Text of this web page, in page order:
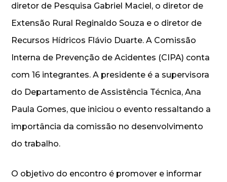
diretor de Pesquisa Gabriel Maciel, o diretor de
Extensão Rural Reginaldo Souza e o diretor de
Recursos Hídricos Flávio Duarte. A Comissão
Interna de Prevenção de Acidentes (CIPA) conta
com 16 integrantes. A presidente é a supervisora
do Departamento de Assistência Técnica, Ana
Paula Gomes, que iniciou o evento ressaltando a
importância da comissão no desenvolvimento
do trabalho.
O objetivo do encontro é promover e informar